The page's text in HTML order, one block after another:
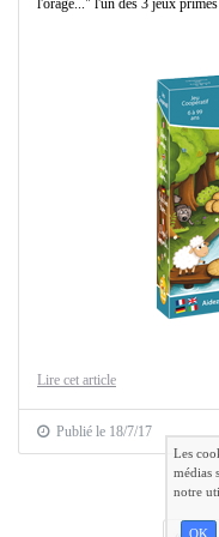
l'orage..." l'un des 3 jeux
Lire cet article
Publié le 18/7/17
Les
médias
notre
OK